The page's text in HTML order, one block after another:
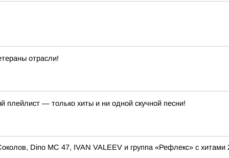
отрасли!
— только хиты и ни одной скучной песни!
Dino MC 47, IVAN VALEEV и группа «Рефлекс» с